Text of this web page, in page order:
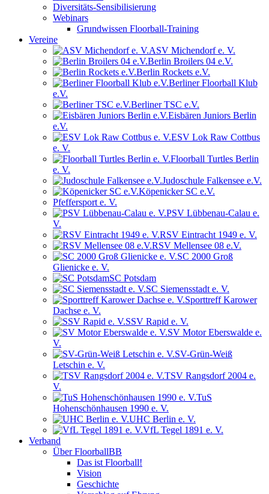
Diversitäts-Sensibilisierung
Webinars
Grundwissen Floorball-Training
Vereine
ASV Michendorf e. V.
Berlin Broilers 04 e.V.
Berlin Rockets e.V.
Berliner Floorball Klub
e.V.
Berliner TSC e.V.
Eisbären Juniors Berlin
e.V.
ESV Lok Raw Cottbus
e. V.
Floorball Turtles Berlin
e. V.
Judoschule Falkensee e.V.
Köpenicker SC e.V.
Pfeffersport e. V.
PSV Lübbenau-Calau e.
V.
RSV Eintracht 1949 e. V.
RSV Mellensee 08 e.V.
SC 2000 Groß
Glienicke e. V.
SC Potsdam
SC Siemensstadt e. V.
Sporttreff Karower
Dachse e. V.
SSV Rapid e. V.
SV Motor Eberswalde e.
V.
SV-Grün-Weiß
Letschin e. V.
TSV Rangsdorf 2004 e.
V.
TuS
Hohenschönhausen 1990 e. V.
UHC Berlin e. V.
VfL Tegel 1891 e. V.
Verband
Über FloorballBB
Das ist Floorball!
Vision
Geschichte